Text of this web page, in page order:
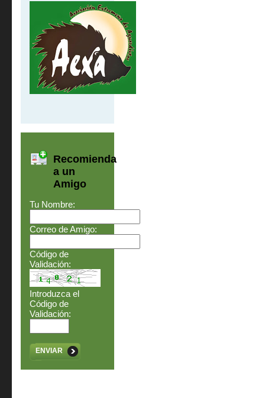
Recomienda
a un
Amigo
Tu Nombre:
Correo de Amigo:
Código de
Validación:
Introduzca el
Código de
Validación:
ENVIAR